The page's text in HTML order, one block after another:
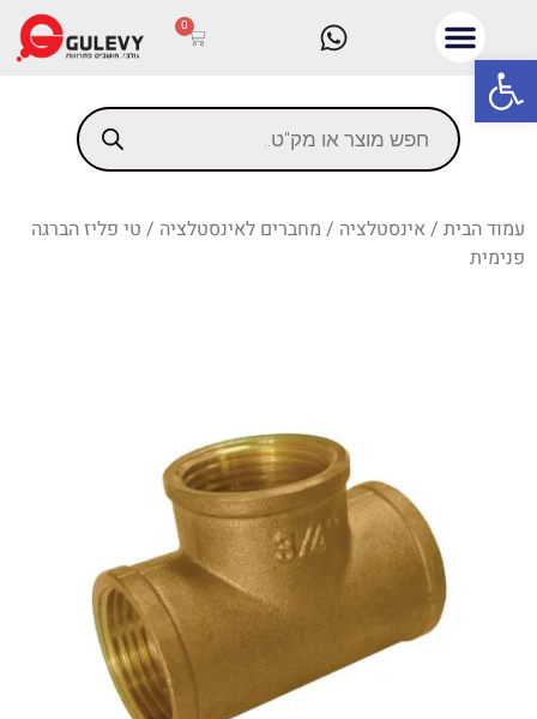
פתח סרגל נגישות
0
עמוד הבית / אינסטלציה / מחברים לאינסטלציה / טי פליז הברגה
פנימית